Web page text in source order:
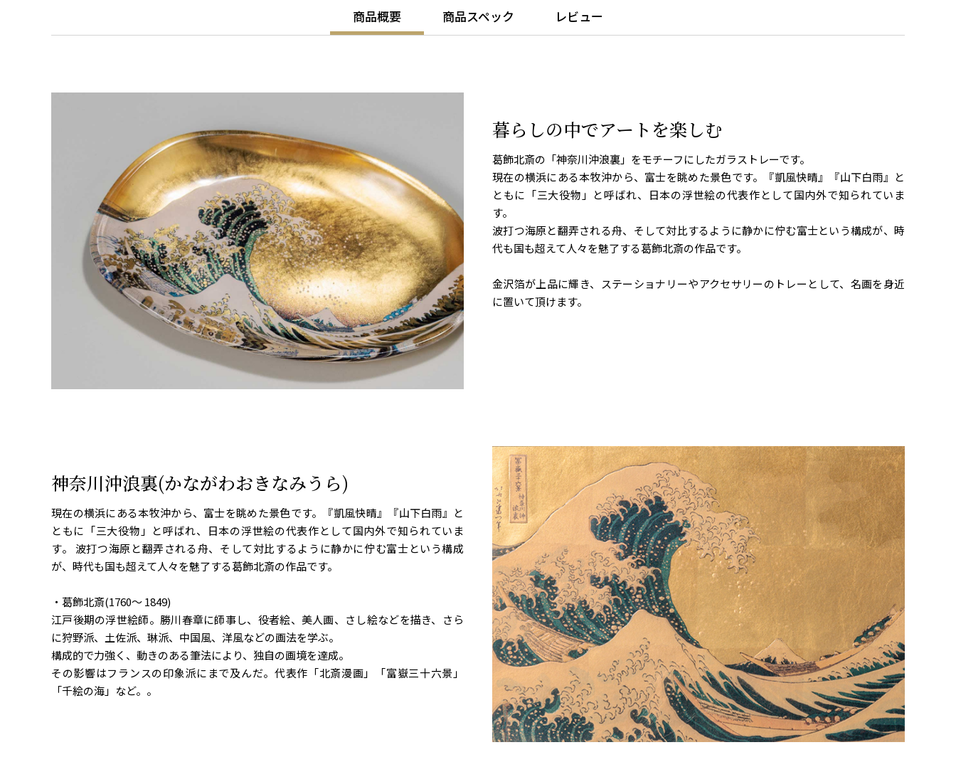
商品概要 商品スペック レビュー
暮らしの中でアートを楽しむ
葛飾北斎の「神奈川沖浪裏」をモチーフにしたガラストレーです。
現在の横浜にある本牧沖から、富士を眺めた景色です。『凱風快晴』『山下白雨』と
ともに「三大役物」と呼ばれ、日本の浮世絵の代表作として国内外で知られていま
す。
波打つ海原と翻弄される舟、そして対比するように静かに佇む富士という構成が、時
代も国も超えて人々を魅了する葛飾北斎の作品です。
金沢箔が上品に輝き、ステーショナリーやアクセサリーのトレーとして、名画を身近
に置いて頂けます。
神奈川沖浪裏(かながわおきなみうら)
現在の横浜にある本牧沖から、富士を眺めた景色です。『凱風快晴』『山下白雨』と
ともに「三大役物」と呼ばれ、日本の浮世絵の代表作として国内外で知られていま
す。 波打つ海原と翻弄される舟、そして対比するように静かに佇む富士という構成
が、時代も国も超えて人々を魅了する葛飾北斎の作品です。
・葛飾北斎(1760〜 1849)
江戸後期の浮世絵師。勝川春章に師事し、役者絵、美人画、さし絵などを描き、さら
に狩野派、土佐派、琳派、中国風、洋風などの画法を学ぶ。
構成的で力強く、動きのある筆法により、独自の画境を達成。
その影響はフランスの印象派にまで及んだ。代表作「北斎漫画」「富嶽三十六景」
「千絵の海」など。。